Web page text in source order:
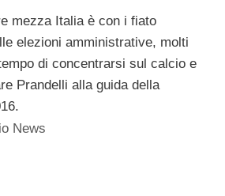
mezza Italia è con i fiato
elezioni amministrative, molti
di concentrarsi sul calcio e
Prandelli alla guida della
News